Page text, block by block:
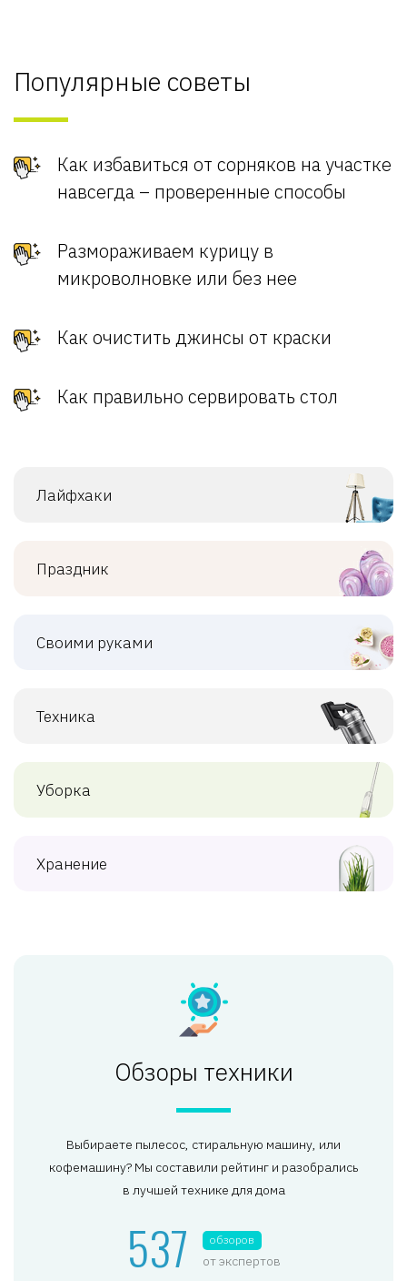
Популярные советы
Как избавиться от сорняков на участке
навсегда – проверенные способы
Размораживаем курицу в
микроволновке или без нее
Как очистить джинсы от краски
Как правильно сервировать стол
Лайфхаки
Праздник
Своими руками
Техника
Уборка
Хранение
Обзоры техники
Выбираете пылесос, стиральную машину, или
кофемашину? Мы составили рейтинг и разобрались
в лучшей технике для дома
537 обзоров
от экспертов